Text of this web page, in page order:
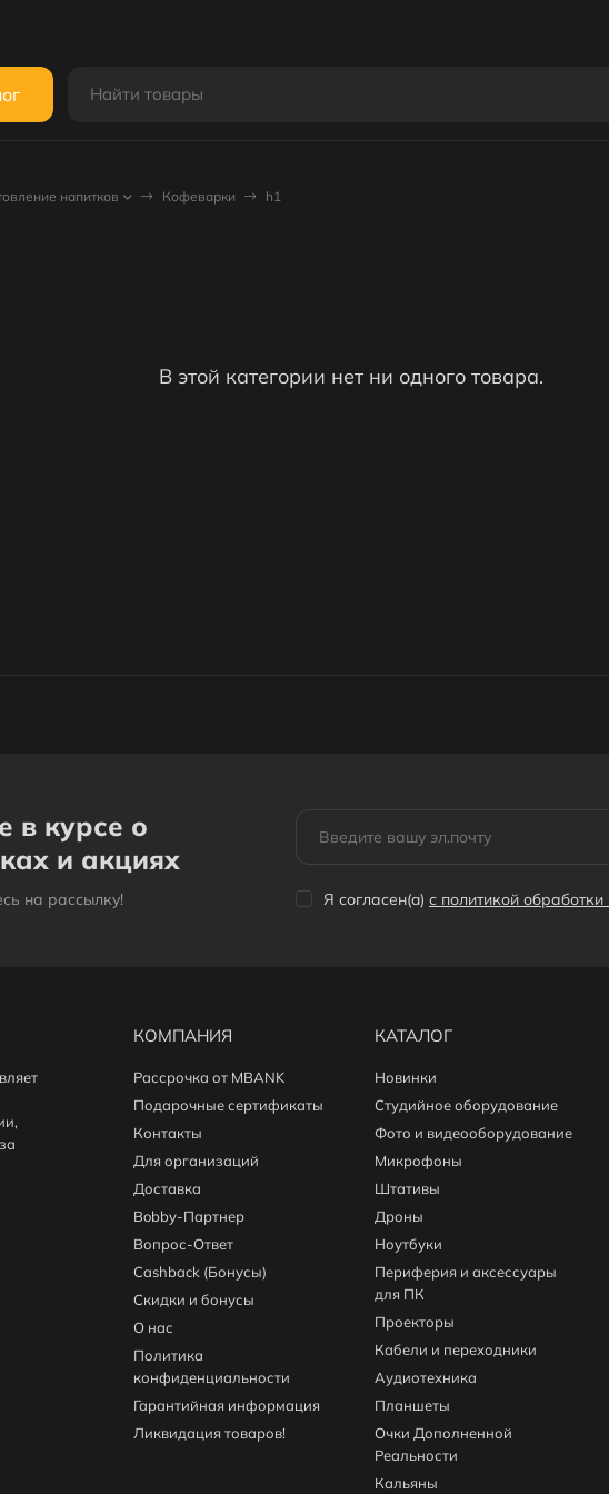
напитков Кофеварки h1
В этой категории нет ни одного товара.
в курсе о
и акциях
на рассылкy! Я согласен(a) с политикой
КОМПАНИЯ
Рассрочка от MBANK
Подарочные сертификаты
Контакты
Для организаций
Доставка
Bobby-Партнер
Вопрос-Ответ
Cashback (Бонусы)
Скидки и бонусы
О нас
Политика
конфиденциальности
Гарантийная информация
Ликвидация товаров!
КАТАЛОГ
Новинки
Студийное оборудование
Фото и видеооборудование
Микрофоны
Штативы
Дроны
Ноутбуки
Периферия и аксессуары
для ПК
Проекторы
Кабели и переходники
Аудиотехника
Планшеты
Очки Дополненной
Реальности
Кальяны